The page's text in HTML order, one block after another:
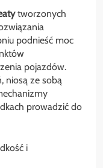
tworzonych
podnieść moc
pojazdów.
niosą ze sobą
prowadzić do
i